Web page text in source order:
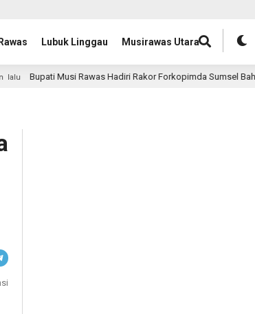
Lubuk Linggau Musirawas Utara
Musi Rawas Hadiri Rakor Forkopimda Sumsel Bahas